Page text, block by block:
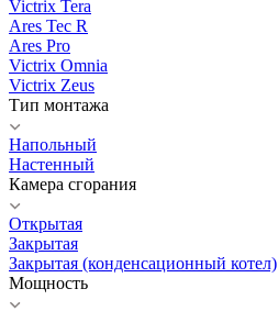
Victrix Tera
Ares Tec R
Ares Pro
Victrix Omnia
Victrix Zeus
Тип монтажа
Напольный
Настенный
Камера сгорания
Открытая
Закрытая
Закрытая (конденсационный котел)
Мощность